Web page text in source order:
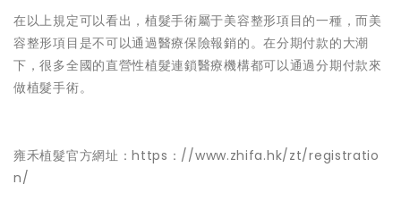
在以上規定可以看出，植髮手術屬于美容整形項目的一種，而美
容整形項目是不可以通過醫療保險報銷的。在分期付款的大潮
下，很多全國的直營性植髮連鎖醫療機構都可以通過分期付款來
做植髮手術。
雍禾植髮官方網址：https：//www.zhifa.hk/zt/registratio
n/